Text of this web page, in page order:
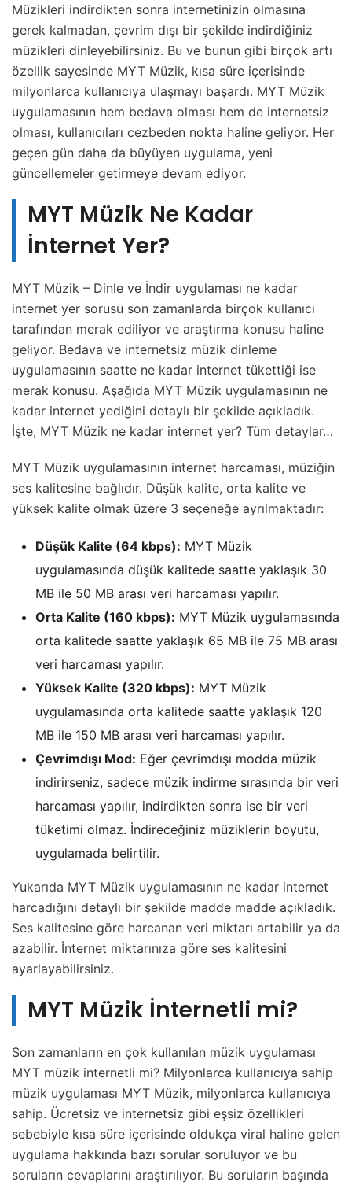
Müzikleri indirdikten sonra internetinizin olmasına
gerek kalmadan, çevrim dışı bir şekilde indirdiğiniz
müzikleri dinleyebilirsiniz. Bu ve bunun gibi birçok artı
özellik sayesinde MYT Müzik, kısa süre içerisinde
milyonlarca kullanıcıya ulaşmayı başardı. MYT Müzik
uygulamasının hem bedava olması hem de internetsiz
olması, kullanıcıları cezbeden nokta haline geliyor. Her
geçen gün daha da büyüyen uygulama, yeni
güncellemeler getirmeye devam ediyor.
MYT Müzik Ne Kadar
İnternet Yer?
MYT Müzik – Dinle ve İndir uygulaması ne kadar
internet yer sorusu son zamanlarda birçok kullanıcı
tarafından merak ediliyor ve araştırma konusu haline
geliyor. Bedava ve internetsiz müzik dinleme
uygulamasının saatte ne kadar internet tükettiği ise
merak konusu. Aşağıda MYT Müzik uygulamasının ne
kadar internet yediğini detaylı bir şekilde açıkladık.
İşte, MYT Müzik ne kadar internet yer? Tüm detaylar…
MYT Müzik uygulamasının internet harcaması, müziğin
ses kalitesine bağlıdır. Düşük kalite, orta kalite ve
yüksek kalite olmak üzere 3 seçeneğe ayrılmaktadır:
Düşük Kalite (64 kbps): MYT Müzik
uygulamasında düşük kalitede saatte yaklaşık 30
MB ile 50 MB arası veri harcaması yapılır.
Orta Kalite (160 kbps): MYT Müzik uygulamasında
orta kalitede saatte yaklaşık 65 MB ile 75 MB arası
veri harcaması yapılır.
Yüksek Kalite (320 kbps): MYT Müzik
uygulamasında orta kalitede saatte yaklaşık 120
MB ile 150 MB arası veri harcaması yapılır.
Çevrimdışı Mod: Eğer çevrimdışı modda müzik
indirirseniz, sadece müzik indirme sırasında bir veri
harcaması yapılır, indirdikten sonra ise bir veri
tüketimi olmaz. İndireceğiniz müziklerin boyutu,
uygulamada belirtilir.
Yukarıda MYT Müzik uygulamasının ne kadar internet
harcadığını detaylı bir şekilde madde madde açıkladık.
Ses kalitesine göre harcanan veri miktarı artabilir ya da
azabilir. İnternet miktarınıza göre ses kalitesini
ayarlayabilirsiniz.
MYT Müzik İnternetli mi?
Son zamanların en çok kullanılan müzik uygulaması
MYT müzik internetli mi? Milyonlarca kullanıcıya sahip
müzik uygulaması MYT Müzik, milyonlarca kullanıcıya
sahip. Ücretsiz ve internetsiz gibi eşsiz özellikleri
sebebiyle kısa süre içerisinde oldukça viral haline gelen
uygulama hakkında bazı sorular soruluyor ve bu
soruların cevaplarını araştırılıyor. Bu soruların başında